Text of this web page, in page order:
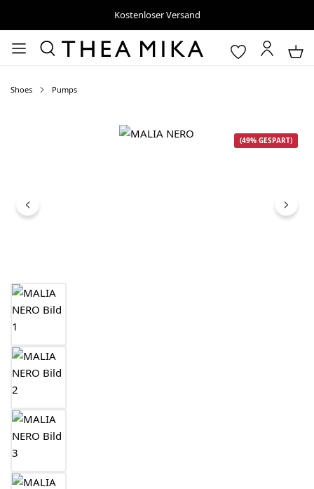
Kostenloser Versand
Shoes Pumps
Bildergalerie überspringen
(49% GESPART)